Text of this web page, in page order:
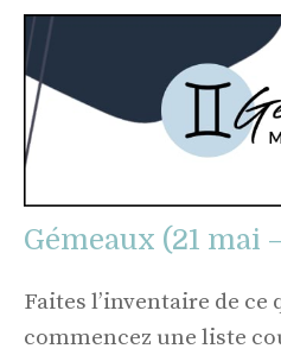
Gémeaux (21 mai
Faites l’inventaire de ce
commencez une liste